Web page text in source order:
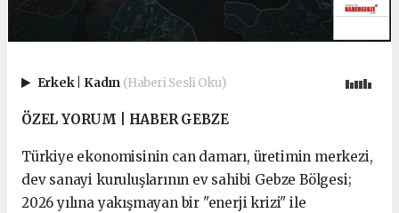
Erkek Kadın (Haberi Sesli Oku)
ÖZEL YORUM | HABER GEBZE
Türkiye ekonomisinin can damarı, üretimin merkezi,
dev sanayi kuruluşlarının ev sahibi Gebze Bölgesi;
2026 yılına yakışmayan bir "enerji krizi" ile